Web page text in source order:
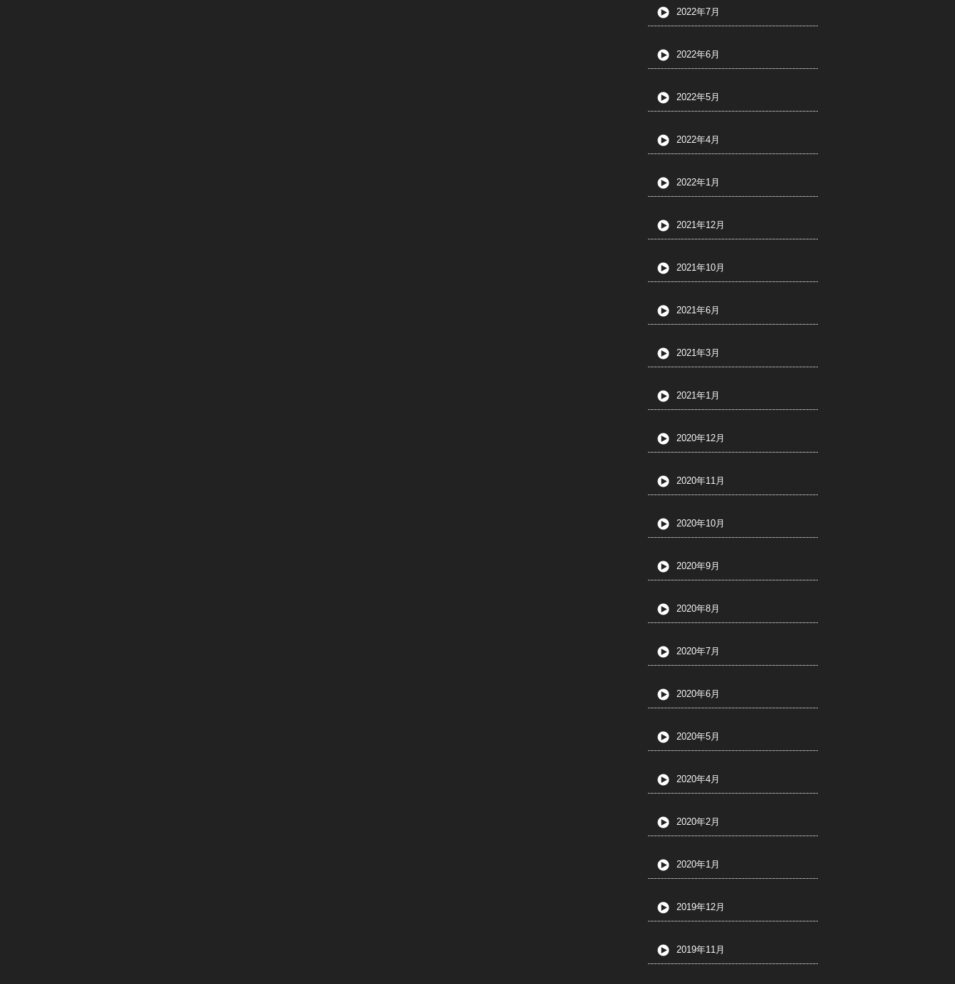
2022年7月
2022年6月
2022年5月
2022年4月
2022年1月
2021年12月
2021年10月
2021年6月
2021年3月
2021年1月
2020年12月
2020年11月
2020年10月
2020年9月
2020年8月
2020年7月
2020年6月
2020年5月
2020年4月
2020年2月
2020年1月
2019年12月
2019年11月